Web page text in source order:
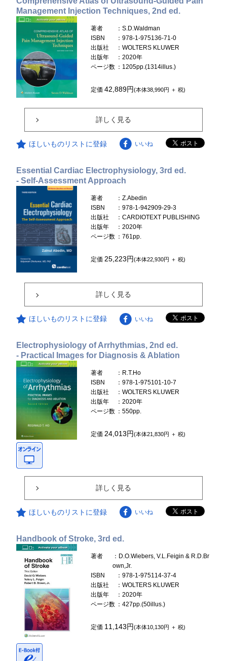
Management Injection Techniques, 2nd ed.
著者
：S.D.Waldman
ISBN
：978-1-975136-71-0
出版社
：WOLTERS KLUWER
出版年
：2020年
ページ数 ：1205pp.(1314illus.)
定価42,889円(本体38,990円 ＋ 税)
詳しく見る
ほしいものリストに登録 いいね
Essential Cardiac Electrophysiology, 3rd ed.
- Self-Assessment Approach
著者
：Z.Abedin
ISBN
：978-1-942909-29-3
出版社
：CARDIOTEXT PUBLISHING
出版年
：2020年
ページ数 ：761pp.
定価 25,223円(本体22,930円 ＋ 税)
詳しく見る
ほしいものリストに登録 いいね
Electrophysiology of Arrhythmias, 2nd ed.
- Practical Images for Diagnosis & Ablation
著者
：R.T.Ho
ISBN
：978-1-975101-10-7
出版社
：WOLTERS KLUWER
出版年
：2020年
ページ数 ：550pp.
定価24,013円(本体21,830円 ＋ 税)
詳しく見る
ほしいものリストに登録 いいね
Handbook of Stroke, 3rd ed.
著者
：D.O.Wiebers, V.L.Feigin & R.D.Br
own,Jr.
ISBN
：978-1-975114-37-4
出版社
：WOLTERS KLUWER
出版年
：2020年
ページ数 ：427pp.(50illus.)
定価 11,143円(本体10,130円 ＋ 税)